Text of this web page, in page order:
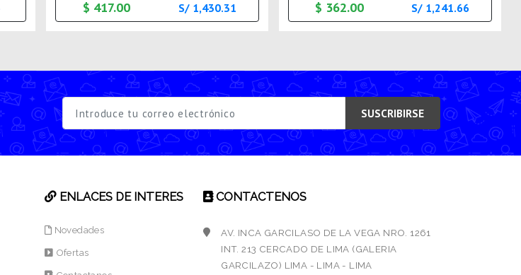
$ 417.00 S/ 1,430.31 $ 362.00 S/ 1,241.66
SUSCRIBIRSE
ENLACES DE INTERES
Novedades
Ofertas
CONTACTENOS
AV. INCA GARCILASO DE LA VEGA NRO. 1261
INT. 213 CERCADO DE LIMA (GALERIA
GARCILAZO) LIMA - LIMA - LIMA